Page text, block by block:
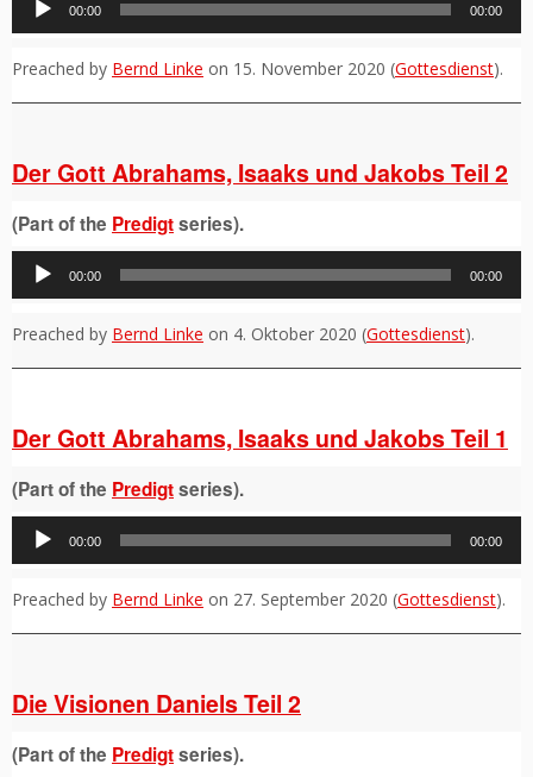
Player
00:00 00:00
Preached by Bernd Linke on 15. November 2020 (Gottesdienst).
Der Gott Abrahams, Isaaks und Jakobs Teil 2
(Part of the Predigtseries).
Audio-
Player
00:00 00:00
Preached by Bernd Linke on 4. Oktober 2020 (Gottesdienst).
Der Gott Abrahams, Isaaks und Jakobs Teil 1
(Part of the Predigtseries).
Audio-
Player
00:00 00:00
Preached by Bernd Linke on 27. September 2020 (Gottesdienst).
Die Visionen Daniels Teil 2
(Part of the Predigtseries).